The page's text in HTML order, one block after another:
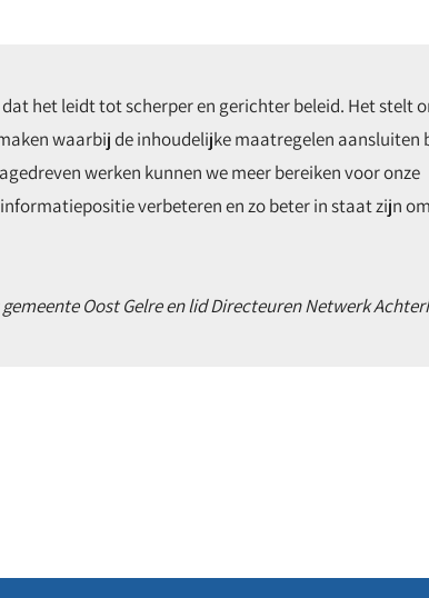
het leidt tot scherper en gerichter beleid. Het stelt
waarbij de inhoudelijke maatregelen aansluiten
werken kunnen we meer bereiken voor onze
verbeteren en zo beter in staat zijn
Oost Gelre en lid Directeuren Netwerk